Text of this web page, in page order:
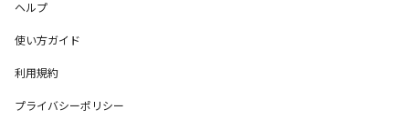
ヘルプ
使い方ガイド
利用規約
プライバシーポリシー